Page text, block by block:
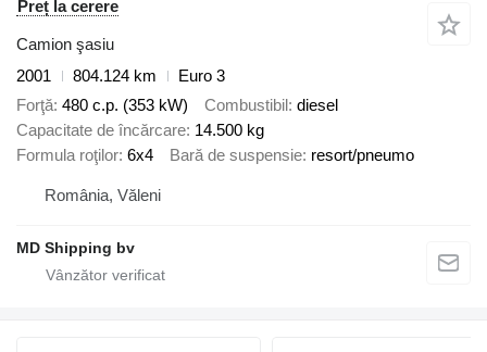
Preț la cerere
Camion şasiu
2001
804.124 km
Euro 3
Forţă 480 c.p. (353 kW) Combustibil diesel
Capacitate de încărcare 14.500 kg
Formula roţilor 6x4 Bară de suspensie resort/pneumo
România, Văleni
MD Shipping bv